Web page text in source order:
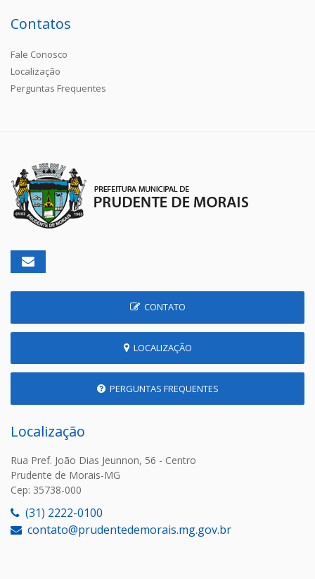
Contatos
Fale Conosco
Localização
Perguntas Frequentes
CONTATO
LOCALIZAÇÃO
PERGUNTAS FREQUENTES
Localização
Rua Pref. João Dias Jeunnon, 56 - Centro
Prudente de Morais-MG
Cep: 35738-000
(31) 2222-0100
contato@prudentedemorais.mg.gov.br